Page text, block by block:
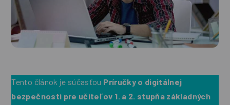
Tento článok je súčasťou Príručky o digitálnej
bezpečnosti pre učiteľov 1. a 2. stupňa základných